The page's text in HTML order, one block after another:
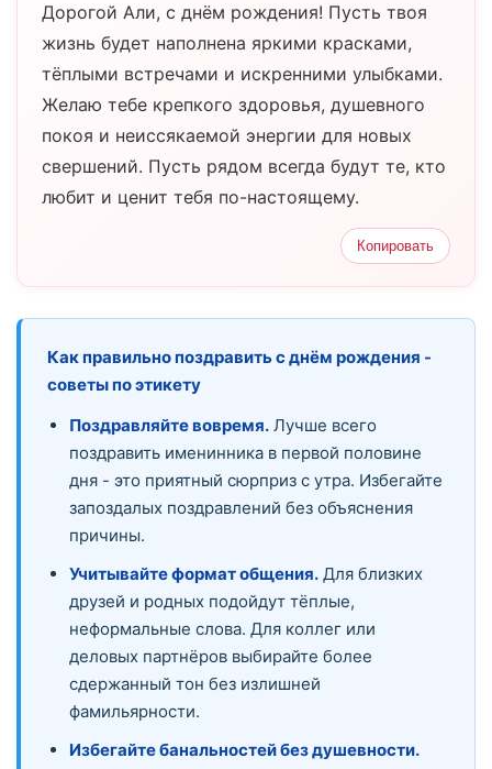
Дорогой Али, с днём рождения! Пусть твоя
жизнь будет наполнена яркими красками,
тёплыми встречами и искренними улыбками.
Желаю тебе крепкого здоровья, душевного
покоя и неиссякаемой энергии для новых
свершений. Пусть рядом всегда будут те, кто
любит и ценит тебя по-настоящему.
Копировать
Как правильно поздравить с днём рождения -
советы по этикету
Поздравляйте вовремя. Лучше всего
поздравить именинника в первой половине
дня - это приятный сюрприз с утра. Избегайте
запоздалых поздравлений без объяснения
причины.
Учитывайте формат общения. Для близких
друзей и родных подойдут тёплые,
неформальные слова. Для коллег или
деловых партнёров выбирайте более
сдержанный тон без излишней
фамильярности.
Избегайте банальностей без душевности.